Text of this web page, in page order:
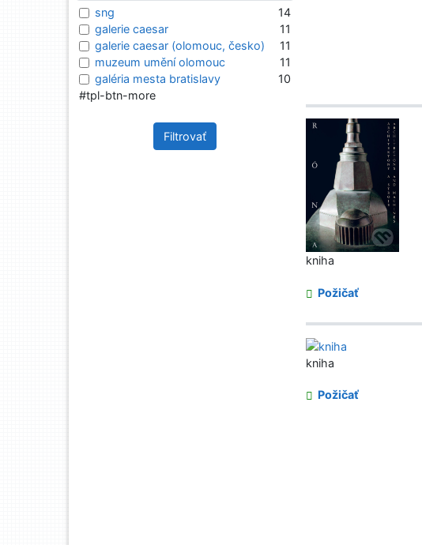
kniha
Požičať
kniha
Požičať
sng
14
galerie caesar
11
galerie caesar (olomouc, česko)
11
muzeum umění olomouc
11
galéria mesta bratislavy
10
#tpl-btn-more
Filtrovať